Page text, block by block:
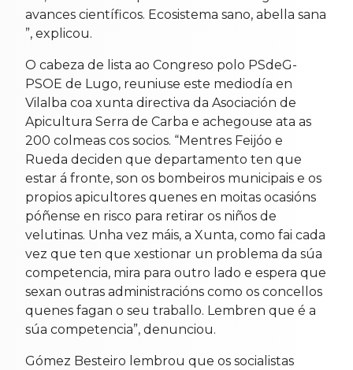
avances científicos. Ecosistema sano, abella sana
”, explicou.
O cabeza de lista ao Congreso polo PSdeG-
PSOE de Lugo, reuniuse este mediodía en
Vilalba coa xunta directiva da Asociación de
Apicultura Serra de Carba e achegouse ata as
200 colmeas cos socios. “Mentres Feijóo e
Rueda deciden que departamento ten que
estar á fronte, son os bombeiros municipais e os
propios apicultores quenes en moitas ocasións
póñense en risco para retirar os niños de
velutinas. Unha vez máis, a Xunta, como fai cada
vez que ten que xestionar un problema da súa
competencia, mira para outro lado e espera que
sexan outras administracións como os concellos
quenes fagan o seu traballo. Lembren que é a
súa competencia”, denunciou.
Gómez Besteiro lembrou que os socialistas